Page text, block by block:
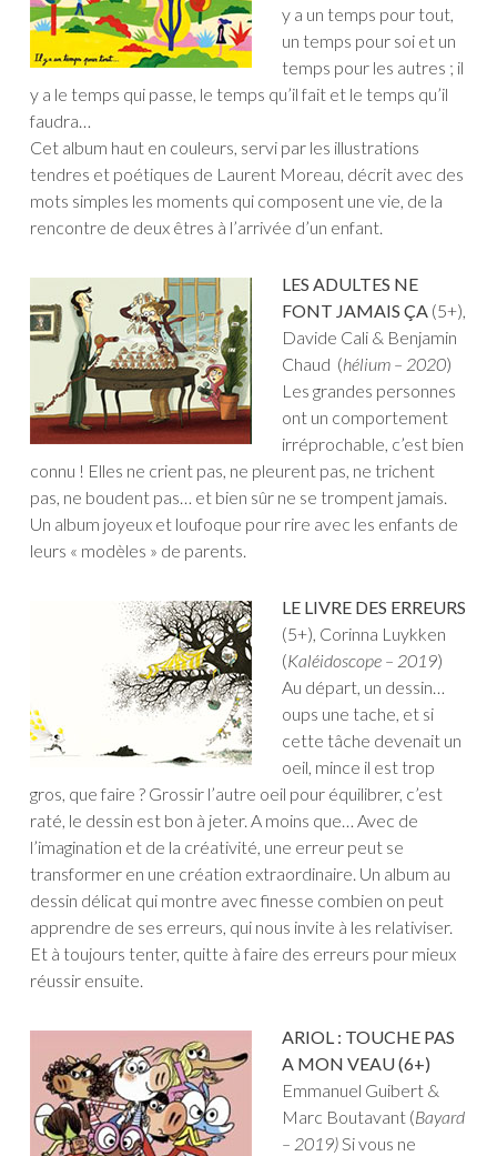
y a un temps pour tout,
un temps pour soi et un
temps pour les autres ; il
y a le temps qui passe, le temps qu’il fait et le temps qu’il
faudra…
Cet album haut en couleurs, servi par les illustrations
tendres et poétiques de Laurent Moreau, décrit avec des
mots simples les moments qui composent une vie, de la
rencontre de deux êtres à l’arrivée d’un enfant.
LES ADULTES NE
FONT JAMAIS ÇA (5+),
Davide Cali & Benjamin
Chaud (hélium – 2020)
Les grandes personnes
ont un comportement
irréprochable, c’est bien
connu ! Elles ne crient pas, ne pleurent pas, ne trichent
pas, ne boudent pas… et bien sûr ne se trompent jamais.
Un album joyeux et loufoque pour rire avec les enfants de
leurs « modèles » de parents.
LE LIVRE DES ERREURS
(5+), Corinna Luykken
(Kaléidoscope – 2019)
Au départ, un dessin…
oups une tache, et si
cette tâche devenait un
oeil, mince il est trop
gros, que faire ? Grossir l’autre oeil pour équilibrer, c’est
raté, le dessin est bon à jeter. A moins que… Avec de
l’imagination et de la créativité, une erreur peut se
transformer en une création extraordinaire. Un album au
dessin délicat qui montre avec finesse combien on peut
apprendre de ses erreurs, qui nous invite à les relativiser.
Et à toujours tenter, quitte à faire des erreurs pour mieux
réussir ensuite.
ARIOL : TOUCHE PAS
A MON VEAU (6+)
Emmanuel Guibert &
Marc Boutavant (Bayard
– 2019)Si vous ne